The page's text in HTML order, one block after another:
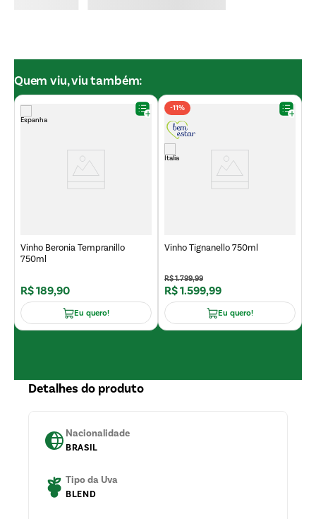
Quem viu, viu também:
Vinho Beronia Tempranillo
750ml
R$189,90
Eu quero!
-11%
Vinho Tignanello 750ml
R$1.799,99
R$1.599,99
Eu quero!
Detalhes do produto
Nacionalidade
BRASIL
Tipo da Uva
BLEND